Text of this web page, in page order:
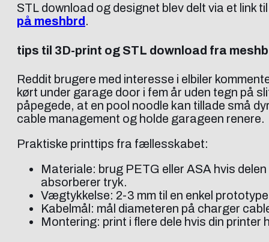
STL download og designet blev delt via et link
på meshbrd .
tips til 3D-print og STL download fra
Reddit brugere med interesse i elbiler
kørt under garage door i fem år uden tegn på
påpegede, at en pool noodle kan tillade små
cable management og holde garageen renere.
Praktiske printtips fra fællesskabet:
Materiale: brug PETG eller ASA hvis
absorberer tryk.
Vægtykkelse: 2-3 mm til en enkel
Kabelmål: mål diameteren på charger
Montering: print i flere dele hvis din